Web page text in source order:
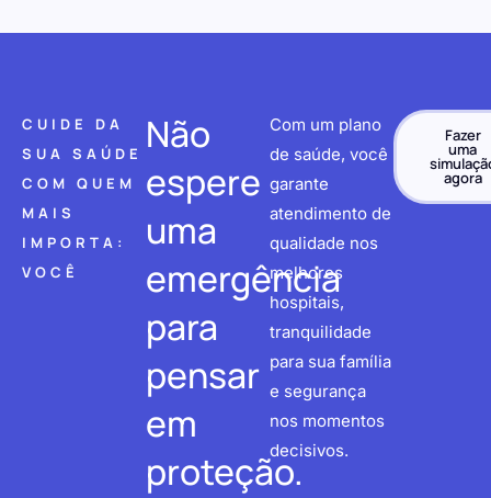
CUIDE DA
SUA SAÚDE
COM QUEM
MAIS
IMPORTA:
VOCÊ
Não
espere
uma
emergência
para
pensar
em
proteção.
Com um plano
de saúde, você
garante
atendimento de
qualidade nos
melhores
hospitais,
tranquilidade
para sua família
e segurança
nos momentos
decisivos.
Fazer
uma
agora